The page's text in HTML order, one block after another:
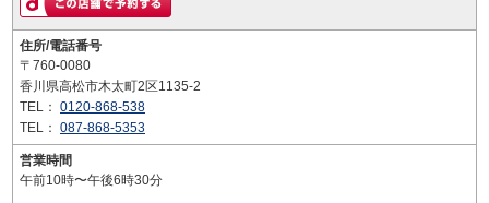
住所/電話番号
〒760-0080
香川県高松市木太町2区1135-2
TEL： 0120-868-538
TEL： 087-868-5353
営業時間
午前10時〜午後6時30分